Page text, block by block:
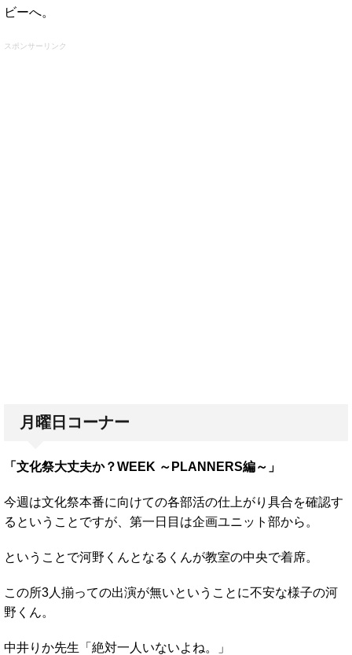
ビーへ。
スポンサーリンク
月曜日コーナー
「文化祭大丈夫か？WEEK ～PLANNERS編～」
今週は文化祭本番に向けての各部活の仕上がり具合を確認す
るということですが、第一日目は企画ユニット部から。
ということで河野くんとなるくんが教室の中央で着席。
この所3人揃っての出演が無いということに不安な様子の河
野くん。
中井りか先生「絶対一人いないよね。」